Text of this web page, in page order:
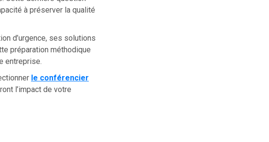
à préserver la qualité
d’urgence, ses solutions
préparation méthodique
entreprise.
le conférencier
l’impact de votre